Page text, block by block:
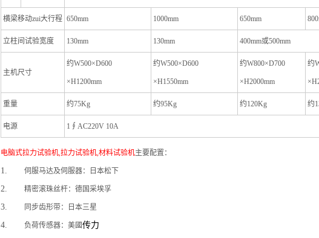
横梁移动zui大行程 650mm 1000mm 650mm
立柱间试验宽度 130mm 130mm 400mm或500mm
主机尺寸
约W500×D600
×H1200mm
约W500×D600
×H1550mm
约W800×D700
×H2000mm
约
重量 约75Kg 约95Kg 约120Kg 约
电源 1 ∮ AC220V10A
电脑式拉力试验机,拉力试验机,材料试验机主要配置：
1. 伺服马达及伺服器：日本松下
2. 精密滚珠丝杆：德国采埃孚
3. 同步齿形带：日本三星
4. 负荷传感器：美國传力